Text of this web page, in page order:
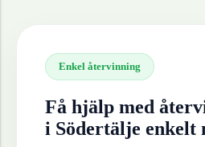
Enkel återvinning
Få hjälp med
i Södertälje enkelt